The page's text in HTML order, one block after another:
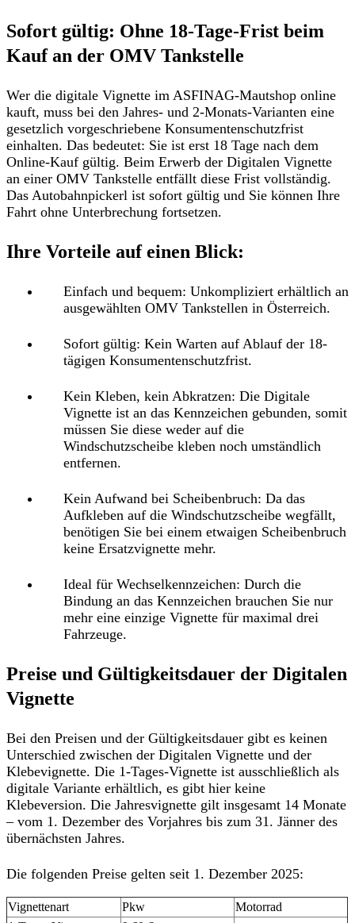
Sofort gültig: Ohne 18-Tage-Frist beim
Kauf an der OMV Tankstelle
Wer die digitale Vignette im ASFINAG-Mautshop online
kauft, muss bei den Jahres- und 2-Monats-Varianten eine
gesetzlich vorgeschriebene Konsumentenschutzfrist
einhalten. Das bedeutet: Sie ist erst 18 Tage nach dem
Online-Kauf gültig. Beim Erwerb der Digitalen Vignette
an einer OMV Tankstelle entfällt diese Frist vollständig.
Das Autobahnpickerl ist sofort gültig und Sie können Ihre
Fahrt ohne Unterbrechung fortsetzen.
Ihre Vorteile auf einen Blick:
Einfach und bequem: Unkompliziert erhältlich an
ausgewählten OMV Tankstellen in Österreich.
Sofort gültig: Kein Warten auf Ablauf der 18-
tägigen Konsumentenschutzfrist.
Kein Kleben, kein Abkratzen: Die Digitale
Vignette ist an das Kennzeichen gebunden, somit
müssen Sie diese weder auf die
Windschutzscheibe kleben noch umständlich
entfernen.
Kein Aufwand bei Scheibenbruch: Da das
Aufkleben auf die Windschutzscheibe wegfällt,
benötigen Sie bei einem etwaigen Scheibenbruch
keine Ersatzvignette mehr.
Ideal für Wechselkennzeichen: Durch die
Bindung an das Kennzeichen brauchen Sie nur
mehr eine einzige Vignette für maximal drei
Fahrzeuge.
Preise und Gültigkeitsdauer der Digitalen
Vignette
Bei den Preisen und der Gültigkeitsdauer gibt es keinen
Unterschied zwischen der Digitalen Vignette und der
Klebevignette. Die 1-Tages-Vignette ist ausschließlich als
digitale Variante erhältlich, es gibt hier keine
Klebeversion. Die Jahresvignette gilt insgesamt 14 Monate
– vom 1. Dezember des Vorjahres bis zum 31. Jänner des
übernächsten Jahres.
Die folgenden Preise gelten seit 1. Dezember 2025:
Vignettenart Pkw
Motorrad